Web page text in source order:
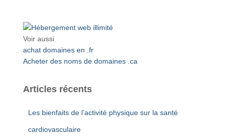
e
r
h
Voir aussi
achat domaines en .fr
Acheter des noms de domaines .ca
Articles récents
Les bienfaits de l’activité physique sur la santé
cardiovasculaire